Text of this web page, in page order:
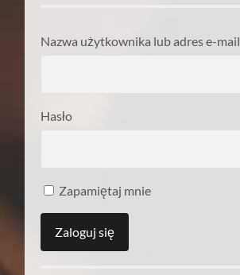
Nazwa użytkownika lub adres e-mail
Hasło
Zapamiętaj mnie